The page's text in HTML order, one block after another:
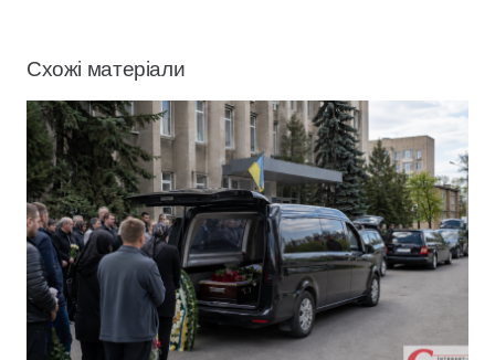
Схожі матеріали